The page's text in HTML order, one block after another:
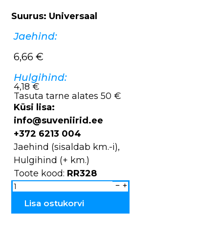
Suurus: Universaal
Jaehind:
6,66 €
Hulgihind:
4,18 €
Tasuta tarne alates 50 €
Küsi lisa:
info@suveniirid.ee
+372 6213 004
Jaehind (sisaldab km.-i),
Hulgihind (+ km.)
Toote kood: RR328
Meeste
müts
RR328
Lisa ostukorvi